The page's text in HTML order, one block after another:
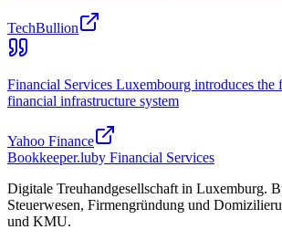
TechBullion
Financial Services Luxembourg introduces the
financial infrastructure system
Yahoo Finance
Bookkeeper.luby Financial Services
Digitale Treuhandgesellschaft in Luxemburg.
Steuerwesen, Firmengründung und
und KMU.